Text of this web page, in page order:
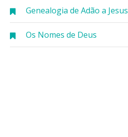
Genealogia de Adão a Jesus
Os Nomes de Deus